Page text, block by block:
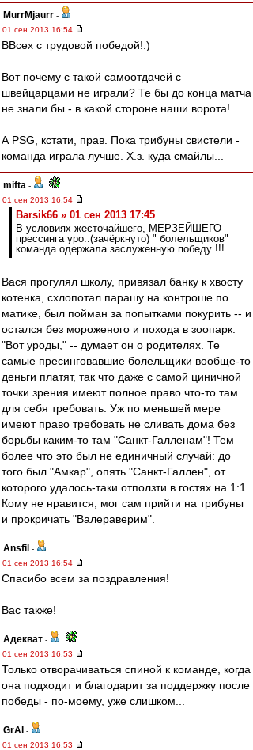
MurrMjaurr -
01 сен 2013 16:54
ВВсех с трудовой победой!:)
Вот почему с такой самоотдачей с
швейцарцами не играли? Те бы до конца матча
не знали бы - в какой стороне наши ворота!
А PSG, кстати, прав. Пока трибуны свистели -
команда играла лучше. Х.з. куда смайлы...
mifta -
01 сен 2013 16:54
Barsik66 » 01 сен 2013 17:45
В условиях жесточайшего, МЕРЗЕЙШЕГО
прессинга уро..(зачёркнуто) " болельщиков"
команда одержала заслуженную победу !!!
Вася прогулял школу, привязал банку к хвосту
котенка, схлопотал парашу на контроше по
матике, был пойман за попытками покурить -- и
остался без мороженого и похода в зоопарк.
"Вот уроды," -- думает он о родителях. Те
самые пресинговавшие болельщики вообще-то
деньги платят, так что даже с самой циничной
точки зрения имеют полное право что-то там
для себя требовать. Уж по меньшей мере
имеют право требовать не сливать дома без
борьбы каким-то там "Санкт-Галленам"! Тем
более что это был не единичный случай: до
того был "Амкар", опять "Санкт-Галлен", от
которого удалось-таки отползти в гостях на 1:1.
Кому не нравится, мог сам прийти на трибуны
и прокричать "Валераверим".
Ansfil -
01 сен 2013 16:54
Спасибо всем за поздравления!
Вас также!
Адекват -
01 сен 2013 16:53
Только отворачиваться спиной к команде, когда
она подходит и благодарит за поддержку после
победы - по-моему, уже слишком...
GrAl -
01 сен 2013 16:53